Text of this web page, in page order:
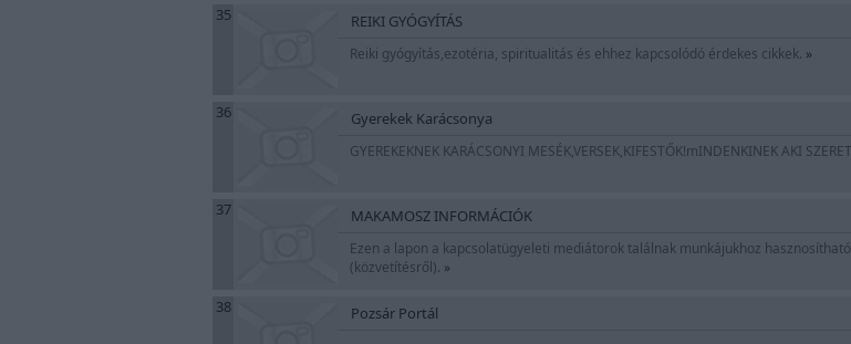
35 REIKI GYÓGYÍTÁS
Reiki gyógyítás,ezotéria, spiritualitás és ehhez kapcsolódó érdekes cikkek. »
36 Gyerekek Karácsonya
GYEREKEKNEK KARÁCSONYI MESÉK,VERSEK,KIFESTŐK!mINDENKINEK AKI
37 MAKAMOSZ INFORMÁCIÓK
Ezen a lapon a kapcsolatügyeleti mediátorok találnak munkájukhoz
(közvetítésről). »
38 Pozsár Portál